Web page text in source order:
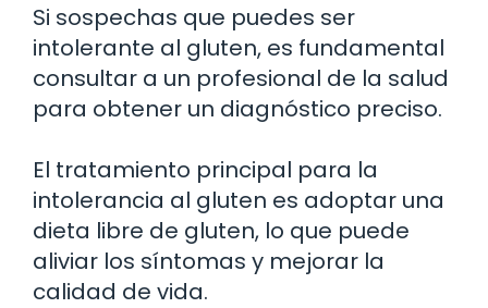
Si sospechas que puedes ser
intolerante al gluten, es fundamental
consultar a un profesional de la salud
para obtener un diagnóstico preciso.
El tratamiento principal para la
intolerancia al gluten es adoptar una
dieta libre de gluten, lo que puede
aliviar los síntomas y mejorar la
calidad de vida.